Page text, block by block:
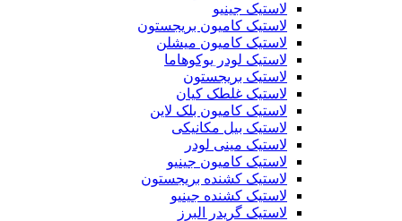
لاستیک جینیو
لاستیک کامیون بریجستون
لاستیک کامیون میشلن
لاستیک لودر یوکوهاما
لاستیک بریجستون
لاستیک غلطک کیان
لاستیک کامیون بلک لاین
لاستیک بیل مکانیکی
لاستیک مینی لودر
لاستیک کامیون جینیو
لاستیک کشنده بریجستون
لاستیک کشنده جینیو
لاستیک گریدر البرز